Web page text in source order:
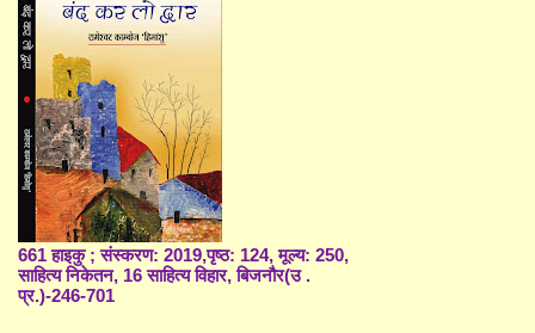
661 हाइकु ; संस्करण: 2019,पृष्ठ: 124, मूल्य: 250,
साहित्य निकेतन, 16 साहित्य विहार, बिजनौर(उ .
प्र.)-246-701